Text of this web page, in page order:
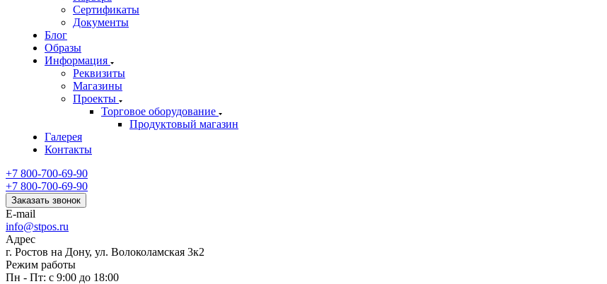
Сертификаты
Документы
Блог
Образы
Информация
Реквизиты
Магазины
Проекты
Торговое оборудование
Продуктовый магазин
Галерея
Контакты
+7 800-700-69-90
+7 800-700-69-90
Заказать звонок
E-mail
info@stpos.ru
Адрес
г. Ростов на Дону, ул. Волоколамская 3к2
Режим работы
Пн - Пт: с 9:00 до 18:00